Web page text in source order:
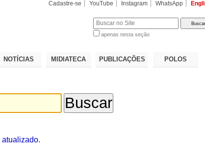
Cadastre-se YouTube Instagram WhatsApp
apenas nesta seção
NOTÍCIAS MIDIATECA PUBLICAÇÕES POLOS